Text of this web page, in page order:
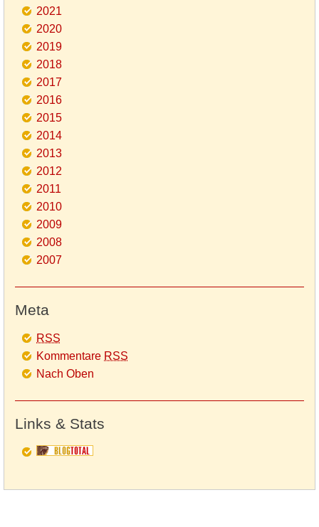
2021
2020
2019
2018
2017
2016
2015
2014
2013
2012
2011
2010
2009
2008
2007
Meta
RSS
Kommentare RSS
Nach Oben
Links & Stats